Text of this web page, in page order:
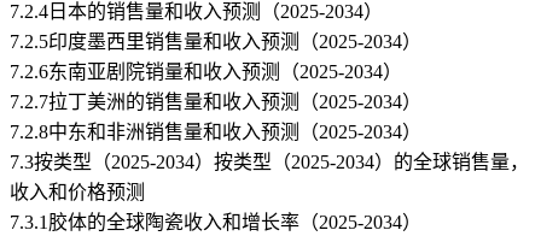
7.2.4日本的销售量和收入预测（2025-2034）
7.2.5印度墨西里销售量和收入预测（2025-2034）
7.2.6东南亚剧院销量和收入预测（2025-2034）
7.2.7拉丁美洲的销售量和收入预测（2025-2034）
7.2.8中东和非洲销售量和收入预测（2025-2034）
7.3按类型（2025-2034）按类型（2025-2034）的全球销售量，
收入和价格预测
7.3.1胶体的全球陶瓷收入和增长率（2025-2034）